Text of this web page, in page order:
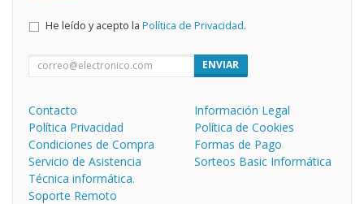
He leído y acepto la Política de Privacidad.
ENVIAR
Contacto
Información Legal
Política Privacidad
Política de Cookies
Condiciones de Compra
Formas de Pago
Servicio de Asistencia
Técnica informática.
Soporte Remoto
Sorteos Basic Informática